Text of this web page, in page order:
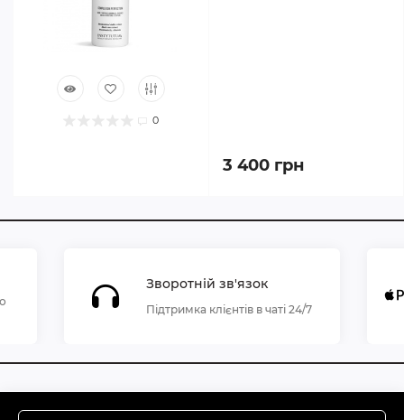
0
3 400 грн
Зворотній зв'язок
Підтримка клієнтів в чаті 24/7